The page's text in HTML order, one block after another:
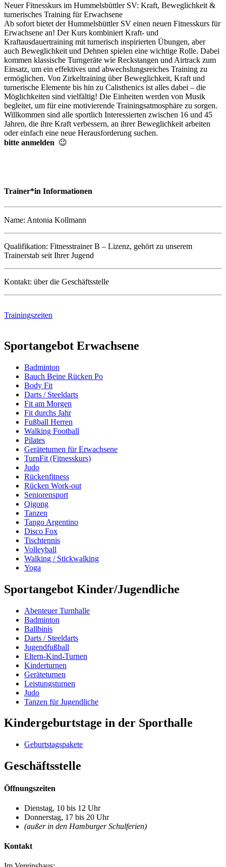
Neuer Fitnesskurs im Hummelsbüttler SV: Kraft, Beweglichkeit &
turnerisches Training für Erwachsene
Ab sofort bietet der Hummelsbüttler SV einen neuen Fitnesskurs für
Erwachsene an! Der Kurs kombiniert Kraft- und
Kraftausdauertraining mit turnerisch inspirierten Übungen, aber
auch Beweglichkeit und Dehnen spielen eine wichtige Rolle. Dabei
kommen klassische Turngeräte wie Reckstangen und Airtrack zum
Einsatz, um ein effektives und abwechslungsreiches Training zu
ermöglichen. Von Zirkeltraining über Beweglichkeit, Kraft und
turnerische Elemente bis hin zu Calisthenics ist alles dabei – die
Möglichkeiten sind vielfältig! Die Einheiten werden von Musik
begleitet, um für eine motivierende Trainingsatmosphäre zu sorgen.
Willkommen sind alle sportlich Interessierten zwischen 16 und 45
Jahren, die ihre Kraft verbessern, an ihrer Beweglichkeit arbeiten
oder einfach eine neue Herausforderung suchen.
bitte anmelden 😉
Trainer*in Informationen
Name: Antonia Kollmann
Qualifikation: Fitnesstrainer B – Lizenz, gehört zu unserem
Trainerstab seit Ihrer Jugend
Kontakt: über die Geschäftsstelle
Trainingszeiten
Sportangebot Erwachsene
Badminton
Bauch Beine Rücken Po
Body Fit
Darts / Steeldarts
Fit am Morgen
Fit durchs Jahr
Fußball Herren
Walking Football
Pilates
Geräteturnen für Erwachsene
TurnFit (Fitnesskurs)
Judo
Rückenfitness
Rücken Work-out
Seniorensport
Qigong
Tanzen
Tango Argentino
Disco Fox
Tischtennis
Volleyball
Walking / Stickwalking
Yoga
Sportangebot Kinder/Jugendliche
Abenteuer Turnhalle
Badminton
Ballbinis
Darts / Steeldarts
Jugendfußball
Eltern-Kind-Turnen
Kinderturnen
Geräteturnen
Leistungsturnen
Judo
Tanzen für Jugendliche
Kindergeburtstage in der Sporthalle
Geburtstagspakete
Geschäftsstelle
Öffnungszeiten
Dienstag, 10 bis 12 Uhr
Donnerstag, 17 bis 20 Uhr
(außer in den Hamburger Schulferien)
Kontakt